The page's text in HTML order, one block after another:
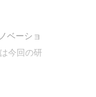
ベーショ
今回の研